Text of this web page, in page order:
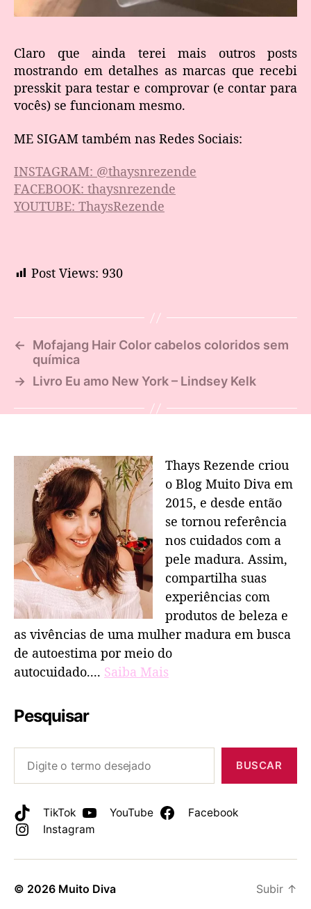
Claro que ainda terei mais outros posts
mostrando em detalhes as marcas que recebi
presskit para testar e comprovar (e contar para
vocês) se funcionam mesmo.
ME SIGAM também nas Redes Sociais:
INSTAGRAM: @thaysnrezende
FACEBOOK: thaysnrezende
YOUTUBE: ThaysRezende
Post Views: 930
←
Mofajang Hair Color cabelos coloridos sem
química
→
Livro Eu amo New York – Lindsey Kelk
Thays Rezende criou
o Blog Muito Diva em
2015, e desde então
se tornou referência
nos cuidados com a
pele madura. Assim,
compartilha suas
experiências com
produtos de beleza e
as vivências de uma mulher madura em busca
de autoestima por meio do
autocuidado.... Saiba Mais
Pesquisar
BUSCAR
TikTok YouTube
Facebook
Instagram
© 2026 Muito Diva Subir ↑